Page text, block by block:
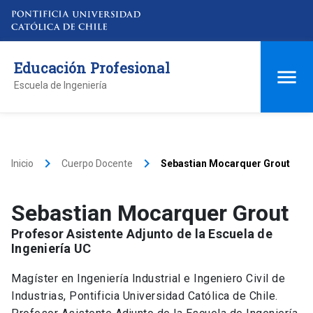
Educación Profesional
Escuela de Ingeniería
Inicio keyboard_arrow_right Cuerpo Docente keyboard_arrow_right Sebastian Mocarquer Grout
Sebastian Mocarquer Grout
Profesor Asistente Adjunto de la Escuela de
Ingeniería UC
Magíster en Ingeniería Industrial e Ingeniero Civil de
Industrias, Pontificia Universidad Católica de Chile.